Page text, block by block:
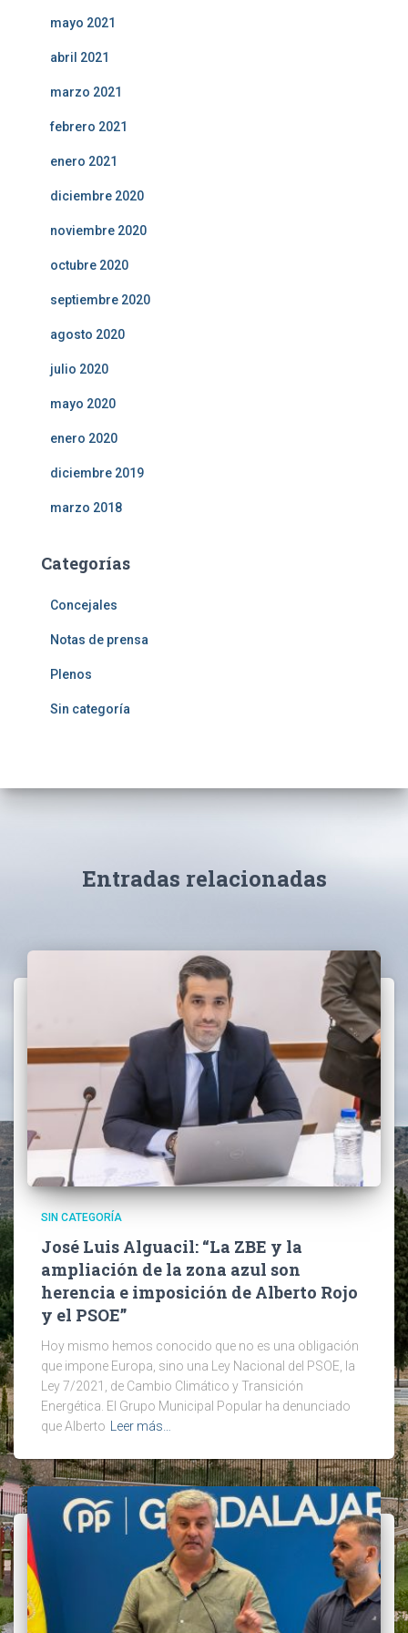
mayo 2021
abril 2021
marzo 2021
febrero 2021
enero 2021
diciembre 2020
noviembre 2020
octubre 2020
septiembre 2020
agosto 2020
julio 2020
mayo 2020
enero 2020
diciembre 2019
marzo 2018
Categorías
Concejales
Notas de prensa
Plenos
Sin categoría
Entradas relacionadas
SIN CATEGORÍA
José Luis Alguacil: “La ZBE y la
ampliación de la zona azul son
herencia e imposición de Alberto Rojo
y el PSOE”
Hoy mismo hemos conocido que no es una obligación
que impone Europa, sino una Ley Nacional del PSOE, la
Ley 7/2021, de Cambio Climático y Transición
Energética. El Grupo Municipal Popular ha denunciado
que Alberto
Leer más…